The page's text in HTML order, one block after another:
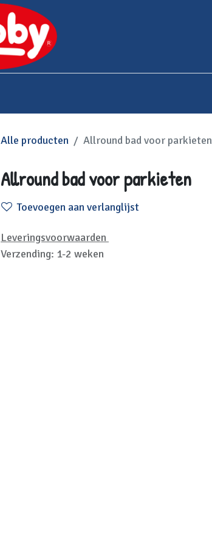
Alle producten Allround bad voor parkieten
Allround bad voor parkieten
Toevoegen aan verlanglijst
Leveringsvoorwaarden
Verzending: 1-2 weken